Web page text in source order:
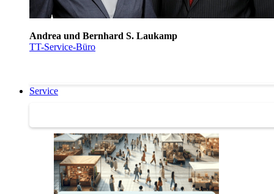
Andrea und Bernhard S. Laukamp
TT-Service-Büro
Service